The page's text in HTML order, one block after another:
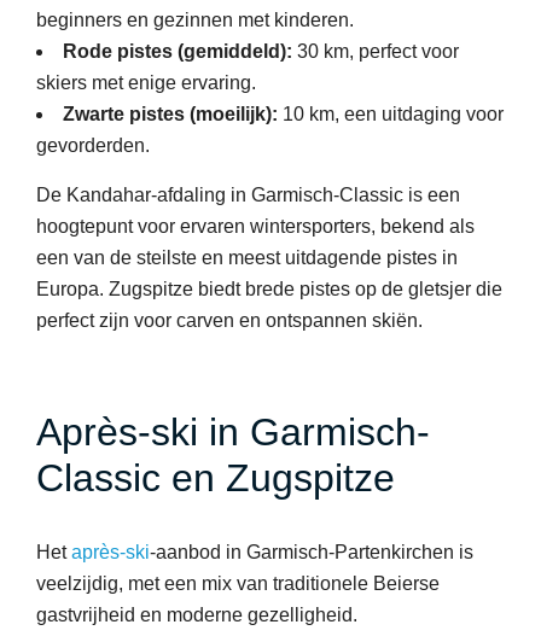
beginners en gezinnen met kinderen.
Rode pistes (gemiddeld): 30 km, perfect voor
skiers met enige ervaring.
Zwarte pistes (moeilijk): 10 km, een uitdaging voor
gevorderden.
De Kandahar-afdaling in Garmisch-Classic is een
hoogtepunt voor ervaren wintersporters, bekend als
een van de steilste en meest uitdagende pistes in
Europa. Zugspitze biedt brede pistes op de gletsjer die
perfect zijn voor carven en ontspannen skiën.
Après-ski in Garmisch-
Classic en Zugspitze
Hetaprès-ski-aanbod in Garmisch-Partenkirchen is
veelzijdig, met een mix van traditionele Beierse
gastvrijheid en moderne gezelligheid.